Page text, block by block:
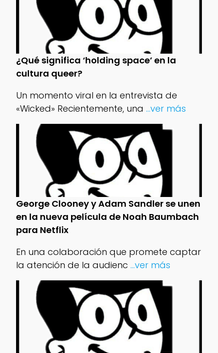
¿Qué significa ‘holding space’ en la
cultura queer?
Un momento viral en la entrevista de
«Wicked» Recientemente, una ...ver más
George Clooney y Adam Sandler se unen
en la nueva película de Noah Baumbach
para Netflix
En una colaboración que promete captar
la atención de la audienc ...ver más